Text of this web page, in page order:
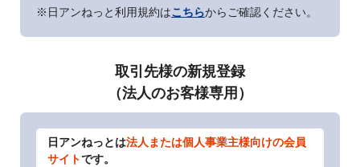
※日アンねっと利用規約はこちらからご確認ください。
取引先様の新規登録
（法人のお客様専用）
日アンねっとは法人または個人事業主様向けの会員
サイトです。